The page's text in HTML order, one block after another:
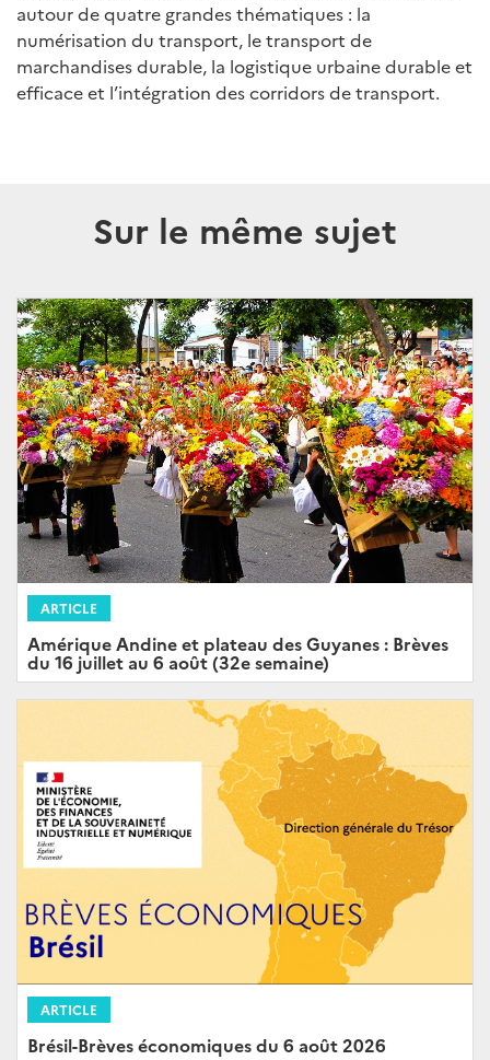
autour de quatre grandes thématiques : la
numérisation du transport, le transport de
marchandises durable, la logistique urbaine durable et
efficace et l’intégration des corridors de transport.
Sur le même sujet
ARTICLE
Amérique Andine et plateau des Guyanes : Brèves
du 16 juillet au 6 août (32e semaine)
ARTICLE
Brésil-Brèves économiques du 6 août 2026